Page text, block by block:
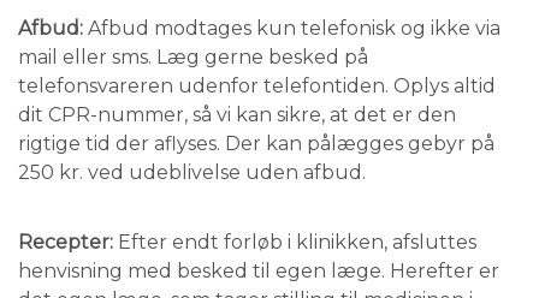
Afbud: Afbud modtages kun telefonisk og ikke via
mail eller sms. Læg gerne besked på
telefonsvareren udenfor telefontiden. Oplys altid
dit CPR-nummer, så vi kan sikre, at det er den
rigtige tid der aflyses. Der kan pålægges gebyr på
250 kr. ved udeblivelse uden afbud.
Recepter: Efter endt forløb i klinikken, afsluttes
henvisning med besked til egen læge. Herefter er